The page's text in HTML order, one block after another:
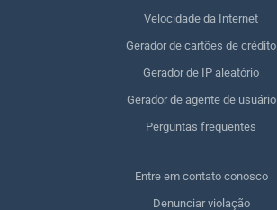
Velocidade da Internet
Gerador de cartões de crédito
Gerador de IP aleatório
Gerador de agente de usuário
Perguntas frequentes
Entre em contato conosco
Denunciar violação